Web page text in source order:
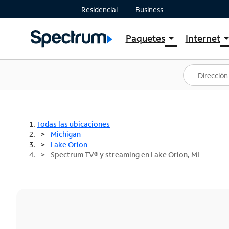
Residencial Business
Paquetesarrow_drop_down
Ver paquetes
Spectrum One
Mejores ofertas
Internetarrow_drop_down
Planes
Todas las ubicaciones
Michigan
Lake Orion
Spectrum TV® y streaming en Lake Orion, MI